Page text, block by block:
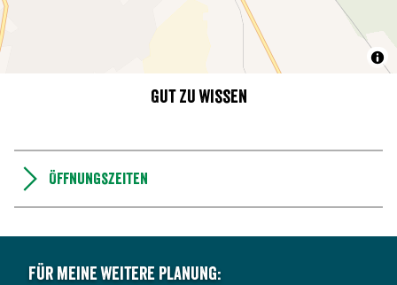
Gut zu wissen
Öffnungszeiten
Für meine weitere Planung: